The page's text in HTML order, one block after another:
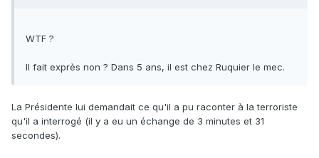
WTF ?
Il fait exprès non ? Dans 5 ans, il est chez Ruquier le mec.
La Présidente lui demandait ce qu'il a pu raconter à la terroriste
qu'il a interrogé (il y a eu un échange de 3 minutes et 31
secondes).